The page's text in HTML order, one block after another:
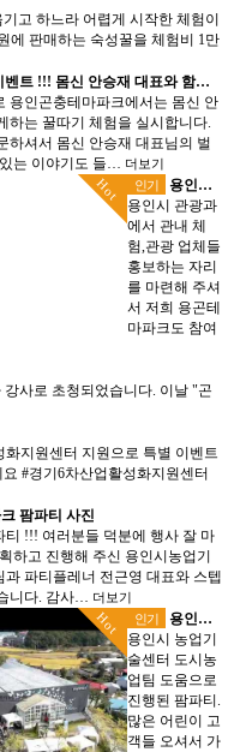
고 하느라 어렵게 시작한 체험이
에 판매하는 숙성꿀을 체험비 1만
!!! 몸신 안승재 대표와 함께하는 꿀따기 체험
용인곤충테마파크에서는 몸신 안
하는 꿀따기 체험을 실시합니다.
하셔서 몸신 안승재 대표님의 벌
는 이야기도 들… 더보기
Hot 인기
용인시 체험관광 작은 박람회 참여
용인시 관광과
에서 관내 체
험,관광 업체들
홍보하는 자리
를 마련해 주셔
서 저희 용곤테
마파크도 참여
사로 초청되었습니다. 이날 "곤
화지원센터 지원으로 특별 이벤트
#경기6차산업활성화지원센터
팜파티 사진
티 !!! 여러분들 덕분에 행사 잘 마
하고 진행해 주신 용인시농업기
과 파티플레너 전근영 대표와 스텝
니다. 감사… 더보기
Hot 인기
용인곤충테마파크 팜파티 영상
용인시 농업기
술센터 도시농
업팀 도움으로
진행된 팜파티.
많은 어린이 고
객들 오셔서 가